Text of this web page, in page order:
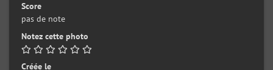
Score
pas de note
Notez cette photo
Créée le